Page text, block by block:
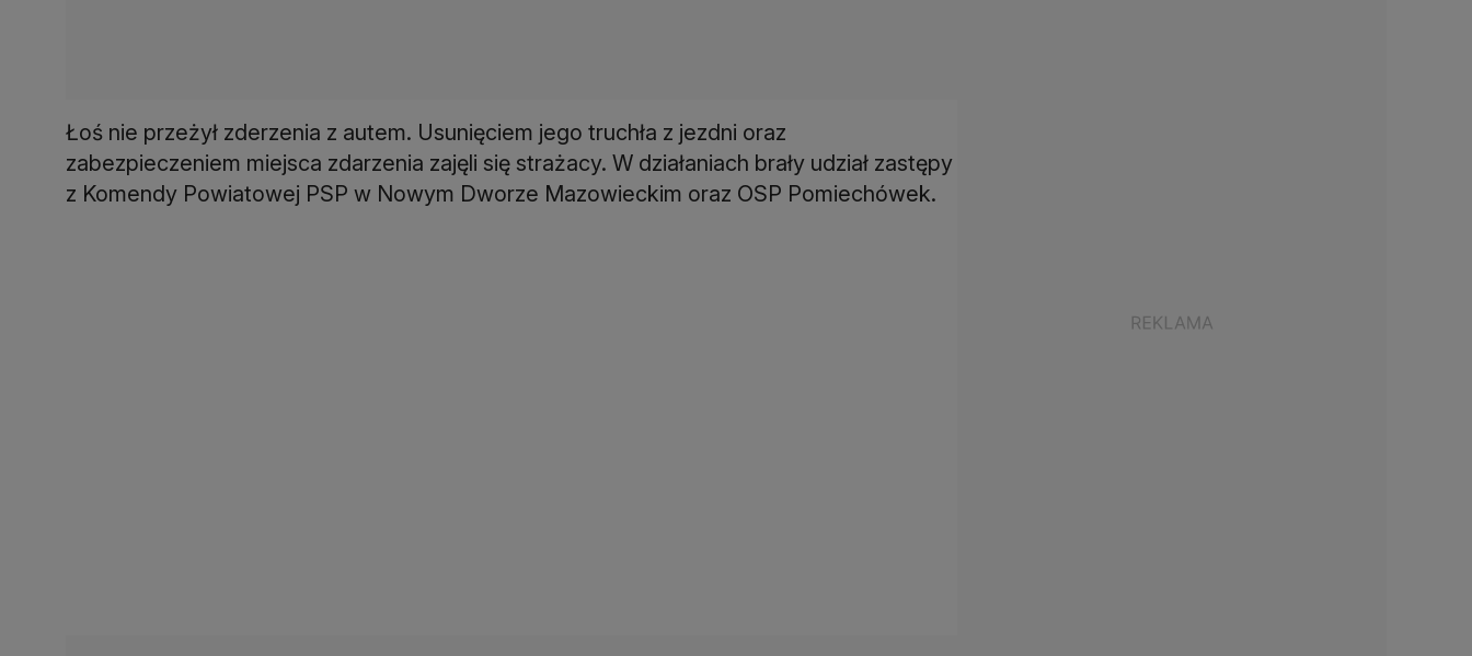
Łoś nie przeżył zderzenia z autem. Usunięciem jego truchła z jezdni oraz
zabezpieczeniem miejsca zdarzenia zajęli się strażacy. W działaniach brały udział zastępy
z Komendy Powiatowej PSP w Nowym Dworze Mazowieckim oraz OSP Pomiechówek.